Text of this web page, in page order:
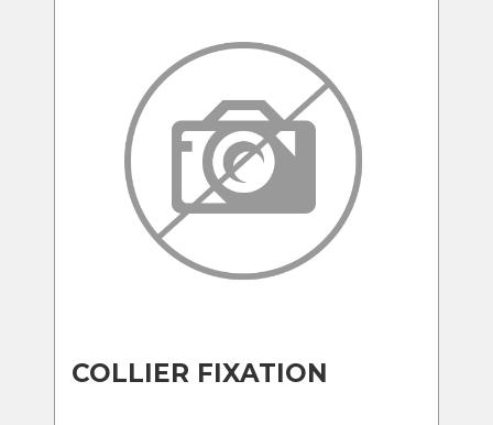
COLLIER FIXATION